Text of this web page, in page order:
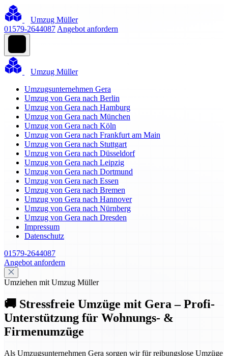
Umzug Müller
01579-2644087 Angebot anfordern
Umzug Müller
Umzugsunternehmen Gera
Umzug von Gera nach Berlin
Umzug von Gera nach Hamburg
Umzug von Gera nach München
Umzug von Gera nach Köln
Umzug von Gera nach Frankfurt am Main
Umzug von Gera nach Stuttgart
Umzug von Gera nach Düsseldorf
Umzug von Gera nach Leipzig
Umzug von Gera nach Dortmund
Umzug von Gera nach Essen
Umzug von Gera nach Bremen
Umzug von Gera nach Hannover
Umzug von Gera nach Nürnberg
Umzug von Gera nach Dresden
Impressum
Datenschutz
01579-2644087
Angebot anfordern
Umziehen mit Umzug Müller
🚚 Stressfreie Umzüge mit Gera – Profi-
Unterstützung für Wohnungs- &
Firmenumzüge
Als Umzugsunternehmen Gera sorgen wir für reibungslose Umzüge